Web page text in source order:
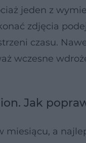
jeden z
zdjęcia
czasu.
wczesne
Jak
miesiącu, a